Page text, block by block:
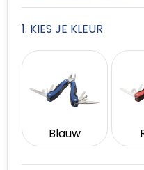
1. KIES JE KLEUR
Blauw